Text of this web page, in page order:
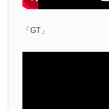
「GT」